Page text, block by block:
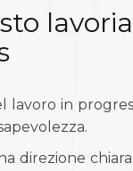
lavoro in
direzione